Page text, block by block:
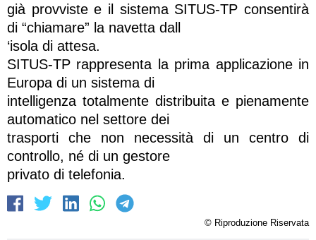
già provviste e il sistema SITUS-TP consentirà
di “chiamare” la navetta dall
‘isola di attesa.
SITUS-TP rappresenta la prima applicazione in
Europa di un sistema di
intelligenza totalmente distribuita e pienamente
automatico nel settore dei
trasporti che non necessità di un centro di
controllo, né di un gestore
privato di telefonia.
© Riproduzione Riservata